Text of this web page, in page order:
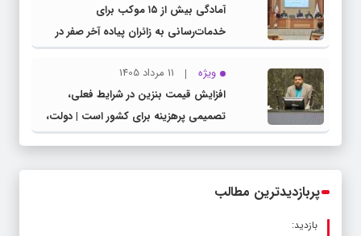
آمادگی بیش از ۱۵ موکب برای
خدمات‌رسانی به زائران پیاده آخر صفر در
شهرستان چناران
ویژه
11 مرداد 1405
افزایش قیمت بنزین در شرایط فعلی،
تصمیمی پرهزینه برای کشور است | دولت،
قاچاق سوخت و عوامل اصلی ناترازی را
پربازدیدترین مطالب
بازدید: